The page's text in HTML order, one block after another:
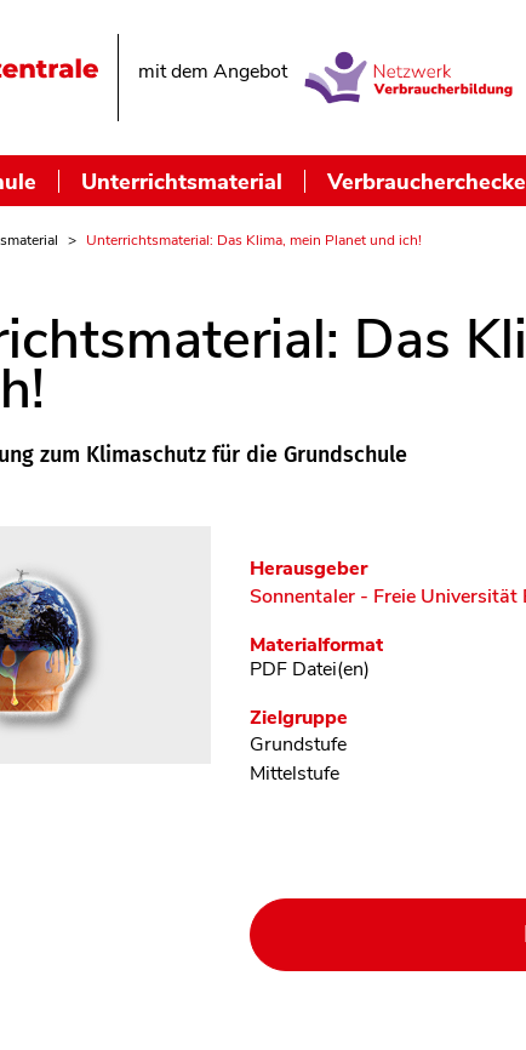
mit dem Angebot
Unterrichtsmaterial
Unterrichtsmaterial: Das Klima, mein Planet und ich!
Das
zum Klimaschutz für die Grundschule
Herausgeber
Sonnentaler - Freie Universität
Materialformat
PDF Datei(en)
Zielgruppe
Grundstufe
Mittelstufe